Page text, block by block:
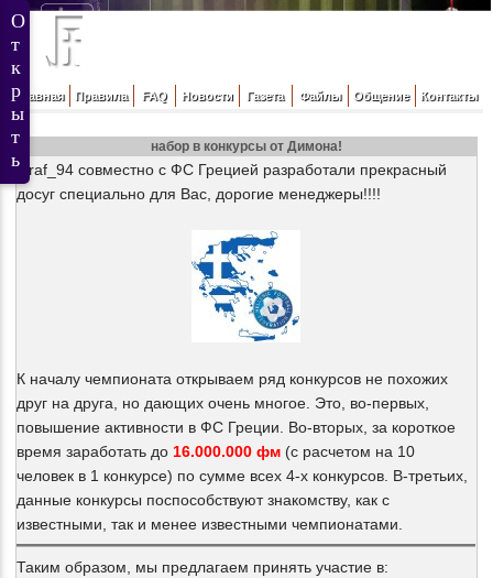
Главная Правила FAQ Новости Газета Файлы Общение Контакты
набор в конкурсы от Димона!
Graf_94 совместно с ФС Грецией разработали прекрасный
досуг специально для Вас, дорогие менеджеры!!!!
К началу чемпионата открываем ряд конкурсов не похожих
друг на друга, но дающих очень многое. Это, во-первых,
повышение активности в ФС Греции. Во-вторых, за короткое
время заработать до 16.000.000 фм(с расчетом на 10
человек в 1 конкурсе) по сумме всех 4-х конкурсов. В-третьих,
данные конкурсы поспособствуют знакомству, как с
известными, так и менее известными чемпионатами.
Таким образом, мы предлагаем принять участие в: